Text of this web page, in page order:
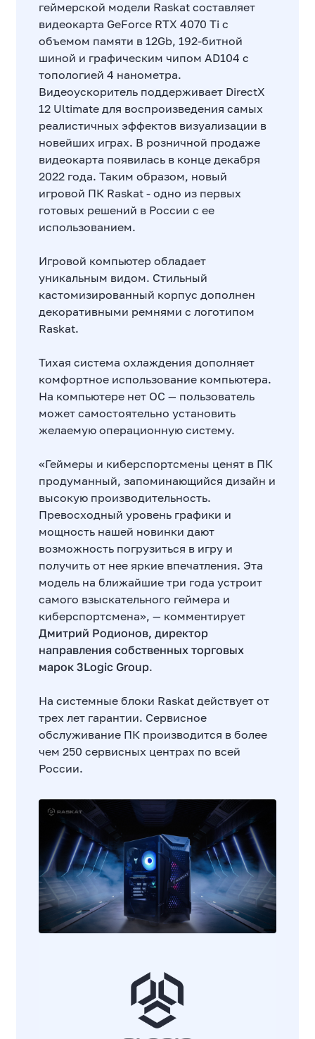
геймерской модели Raskat составляет
видеокарта GeForce RTX 4070 Ti с
объемом памяти в 12Gb, 192-битной
шиной и графическим чипом AD104 с
топологией 4 нанометра.
Видеоускоритель поддерживает DirectX
12 Ultimate для воспроизведения самых
реалистичных эффектов визуализации в
новейших играх. В розничной продаже
видеокарта появилась в конце декабря
2022 года. Таким образом, новый
игровой ПК Raskat - одно из первых
готовых решений в России с ее
использованием.
Игровой компьютер обладает
уникальным видом. Стильный
кастомизированный корпус дополнен
декоративными ремнями с логотипом
Raskat.
Тихая система охлаждения дополняет
комфортное использование компьютера.
На компьютере нет ОС — пользователь
может самостоятельно установить
желаемую операционную систему.
«Геймеры и киберспортсмены ценят в ПК
продуманный, запоминающийся дизайн и
высокую производительность.
Превосходный уровень графики и
мощность нашей новинки дают
возможность погрузиться в игру и
получить от нее яркие впечатления. Эта
модель на ближайшие три года устроит
самого взыскательного геймера и
киберспортсмена», — комментирует
Дмитрий Родионов, директор
направления собственных торговых
марок 3Logic Group.
На системные блоки Raskat действует от
трех лет гарантии. Сервисное
обслуживание ПК производится в более
чем 250 сервисных центрах по всей
России.